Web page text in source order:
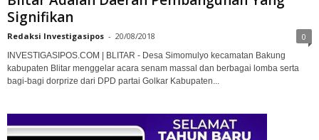
Signifikan
Redaksi Investigasipos - 20/08/2018 0
INVESTIGASIPOS.COM | BLITAR - Desa Simomulyo kecamatan Bakung
kabupaten Blitar menggelar acara senam massal dan berbagai lomba serta
bagi-bagi dorprize dari DPD partai Golkar Kabupaten...